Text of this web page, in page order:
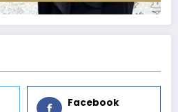
Facebook